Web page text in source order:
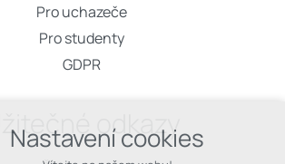
Pro uchazeče
Pro studenty
GDPR
Užitečné odkazy
Nastavení cookies